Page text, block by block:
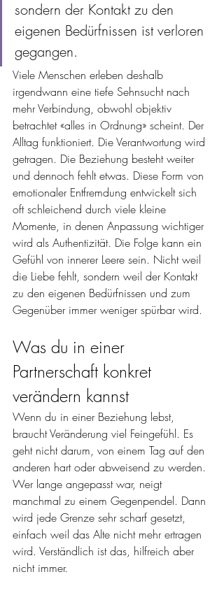
sondern der Kontakt zu den
eigenen Bedürfnissen ist verloren
gegangen.
Viele Menschen erleben deshalb
irgendwann eine tiefe Sehnsucht nach
mehr Verbindung, obwohl objektiv
betrachtet «alles in Ordnung» scheint. Der
Alltag funktioniert. Die Verantwortung wird
getragen. Die Beziehung besteht weiter
und dennoch fehlt etwas. Diese Form von
emotionaler Entfremdung entwickelt sich
oft schleichend durch viele kleine
Momente, in denen Anpassung wichtiger
wird als Authentizität. Die Folge kann ein
Gefühl von innerer Leere sein. Nicht weil
die Liebe fehlt, sondern weil der Kontakt
zu den eigenen Bedürfnissen und zum
Gegenüber immer weniger spürbar wird.
Was du in einer
Partnerschaft konkret
verändern kannst
Wenn du in einer Beziehung lebst,
braucht Veränderung viel Feingefühl. Es
geht nicht darum, von einem Tag auf den
anderen hart oder abweisend zu werden.
Wer lange angepasst war, neigt
manchmal zu einem Gegenpendel. Dann
wird jede Grenze sehr scharf gesetzt,
einfach weil das Alte nicht mehr ertragen
wird. Verständlich ist das, hilfreich aber
nicht immer.